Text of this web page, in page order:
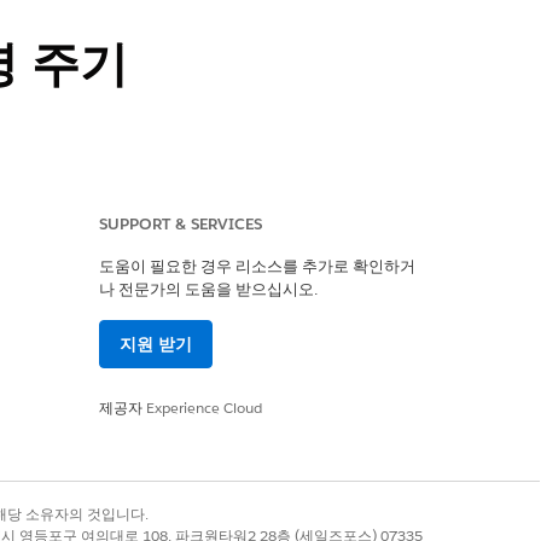
주기
라이센스 중 하나
SUPPORT & SERVICES
도움이 필요한 경우 리소스를 추가로 확인하거
나 전문가의 도움을 받으십시오.
지원 받기
제공자 Experience Cloud
소유자의 것입니다.
영등포구 여의대로 108, 파크원타워2 28층 (세일즈포스) 07335